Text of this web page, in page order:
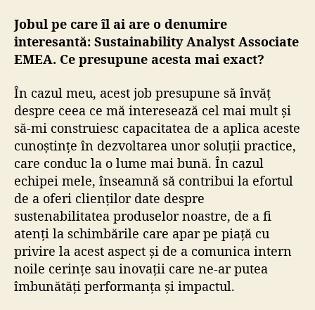
Jobul pe care îl ai are o denumire
interesantă: Sustainability Analyst Associate
EMEA. Ce presupune acesta mai exact?
În cazul meu, acest job presupune să învăț
despre ceea ce mă interesează cel mai mult și
să-mi construiesc capacitatea de a aplica aceste
cunoștințe în dezvoltarea unor soluții practice,
care conduc la o lume mai bună. În cazul
echipei mele, înseamnă să contribui la efortul
de a oferi clienților date despre
sustenabilitatea produselor noastre, de a fi
atenți la schimbările care apar pe piață cu
privire la acest aspect și de a comunica intern
noile cerințe sau inovații care ne-ar putea
îmbunătăți performanța și impactul.